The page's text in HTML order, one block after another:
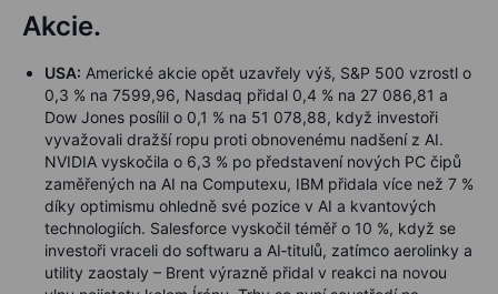
Akcie.
USA: Americké akcie opět uzavřely výš, S&P 500 vzrostl o
0,3 % na 7599,96, Nasdaq přidal 0,4 % na 27 086,81 a
Dow Jones posílil o 0,1 % na 51 078,88, když investoři
vyvažovali dražší ropu proti obnovenému nadšení z AI.
NVIDIA vyskočila o 6,3 % po představení nových PC čipů
zaměřených na AI na Computexu, IBM přidala více než 7 %
díky optimismu ohledně své pozice v AI a kvantových
technologiích. Salesforce vyskočil téměř o 10 %, když se
investoři vraceli do softwaru a AI‑titulů, zatímco aerolinky a
utility zaostaly – Brent výrazně přidal v reakci na novou